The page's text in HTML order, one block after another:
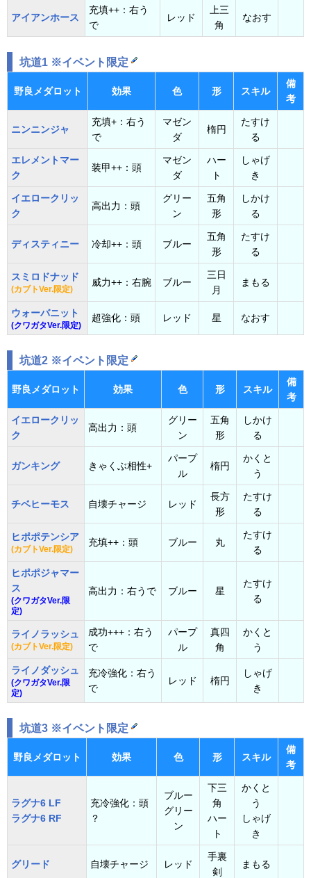
アイアンホース
充填++：右う
で
レッド
上三
角
なおす
坑道1 ※イベント限定
野良メダロット 効果 色 形 スキル
備
考
ニンニンジャ
充填+：右う
で
マゼン
ダ
楕円
たすけ
る
エレメントマー
ク
装甲++：頭
マゼン
ダ
ハー
ト
しゃげ
き
イエロークリッ
ク
高出力：頭
グリー
ン
五角
形
しかけ
る
ディスティニー 冷却++：頭 ブルー
五角
形
たすけ
る
スミロドナッド
(カブトVer.限定)
威力++：右腕 ブルー
三日
月
まもる
ウォーバニット
(クワガタVer.限定)
超強化：頭 レッド 星 なおす
坑道2 ※イベント限定
野良メダロット 効果 色 形 スキル
備
考
イエロークリッ
ク
高出力：頭
グリー
ン
五角
形
しかけ
る
ガンキング きゃくぶ相性+
パープ
ル
楕円
かくと
う
チベヒーモス 自壊チャージ レッド
長方
形
たすけ
る
ヒポポテンシア
(カブトVer.限定)
充填++：頭 ブルー 丸
たすけ
る
ヒポポジャマー
ス
(クワガタVer.限
定)
高出力：右うで ブルー 星
たすけ
る
ライノラッシュ
(カブトVer.限定)
成功+++：右う
で
パープ
ル
真四
角
かくと
う
ライノダッシュ
(クワガタVer.限
定)
充冷強化：右う
で
レッド 楕円
しゃげ
き
坑道3 ※イベント限定
野良メダロット 効果 色 形 スキル
備
考
ラグナ6 LF
ラグナ6 RF
充冷強化：頭
？
ブルー
グリー
ン
下三
角
ハー
ト
かくと
う
しゃげ
き
グリード 自壊チャージ レッド
手裏
剣
まもる